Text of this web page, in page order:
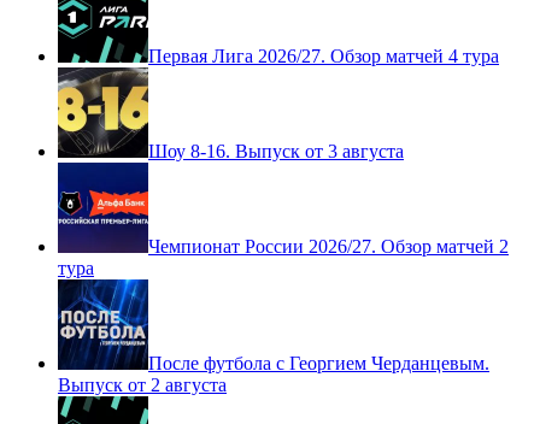
Первая Лига 2026/27. Обзор матчей 4 тура
Шоу 8-16. Выпуск от 3 августа
Чемпионат России 2026/27. Обзор матчей 2
тура
После футбола с Георгием Черданцевым.
Выпуск от 2 августа